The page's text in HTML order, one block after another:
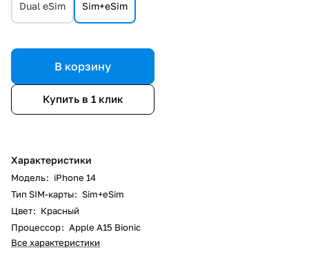
Dual eSim Sim+eSim
В корзину
Купить в 1 клик
Характеристики
Модель: iPhone 14
Тип SIM-карты: Sim+eSim
Цвет: Красный
Процессор: Apple A15 Bionic
Все характеристики